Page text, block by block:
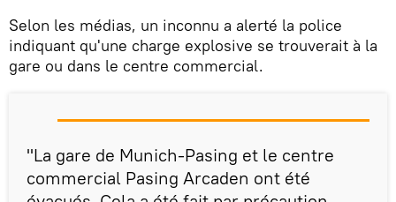
​Selon les médias, un inconnu a alerté la police
indiquant qu'une charge explosive se trouverait à la
gare ou dans le centre commercial.
​"La gare de Munich-Pasing et le centre
commercial Pasing Arcaden ont été